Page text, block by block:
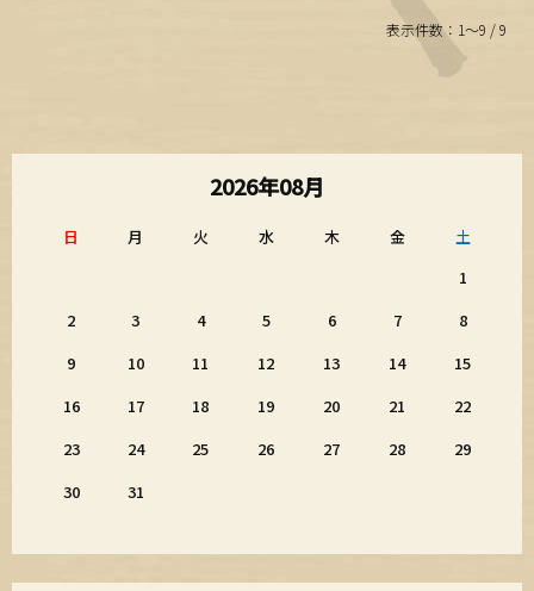
表示件数：1～9 / 9
2026年08月
日 月 火 水 木 金
土
1
2
3 4 5 6 7
8
9
10 11 12 13 14
15
16
17 18 19 20 21
22
23
24 25 26 27 28
29
30
31